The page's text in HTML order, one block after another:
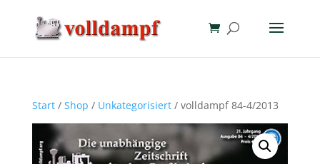
Start/ Shop / Unkategorisiert/ volldampf 84-4/2013